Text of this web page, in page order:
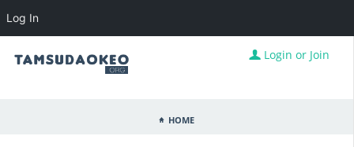
Login or Join
Home
Log In